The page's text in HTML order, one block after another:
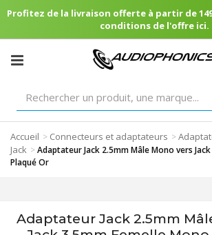
Profitez de la livraison offerte à partir de
conditions de l'offre ici.
Accueil > Connecteurs et adaptateurs >
Jack >Adaptateur Jack 2.5mm Mâle Mono vers
Plaqué Or
Adaptateur Jack 2.5mm